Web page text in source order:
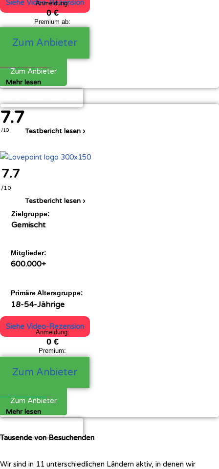
Siehe Video-Rezension
Anmeldung:
0 €
Premium ab:
Zum Anbieter
Zum Anbieter
Mehr lesen
7.7
/10 Testbericht lesen ›
7.7
/10
Testbericht lesen ›
Zielgruppe:
Gemischt
Mitglieder:
600.000+
Primäre Altersgruppe:
18-54-Jährige
Siehe Video-Rezension
Anmeldung:
0 €
Premium:
Zum Anbieter
Zum Anbieter
Mehr lesen
Tausende von Besuchenden
Wir sind in 11 unterschiedlichen Ländern aktiv, in denen wir